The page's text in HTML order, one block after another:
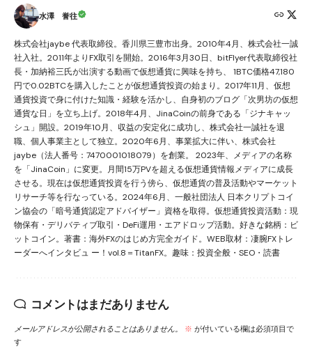
水澤 誉往
株式会社jaybe 代表取締役。香川県三豊市出身。2010年4月、株式会社一誠
社入社。2011年よりFX取引を開始。2016年3月30日、bitFlyer代表取締役社
長・加納裕三氏が出演する動画で仮想通貨に興味を持ち、 1BTC価格47,180
円で0.02BTCを購入したことが仮想通貨投資の始まり。2017年11月、仮想
通貨投資で身に付けた知識・経験を活かし、自身初のブログ「次男坊の仮想
通貨な日」を立ち上げ。2018年4月、JinaCoinの前身である「ジナキャッ
シュ」開設。2019年10月、収益の安定化に成功し、株式会社一誠社を退
職、個人事業主として独立。2020年6月、事業拡大に伴い、株式会社
jaybe（法人番号：7470001018079）を創業。 2023年、メディアの名称
を「JinaCoin」に変更。月間15万PVを超える仮想通貨情報メディアに成長
させる。現在は仮想通貨投資を行う傍ら、仮想通貨の普及活動やマーケット
リサーチ等を行なっている。2024年6月、一般社団法人 日本クリプトコイ
ン協会の「暗号通貨認定アドバイザー」資格を取得。仮想通貨投資活動：現
物保有・デリバティブ取引・DeFi運用・エアドロップ活動。好きな銘柄：ビ
ットコイン。著書：海外FXのはじめ方完全ガイド。WEB取材：凄腕FXトレ
ーダーへインタビュ ー！vol.8＝TitanFX。趣味：投資全般・SEO・読書
コメントはまだありません
メールアドレスが公開されることはありません。 ※ が付いている欄は必須項目で
す